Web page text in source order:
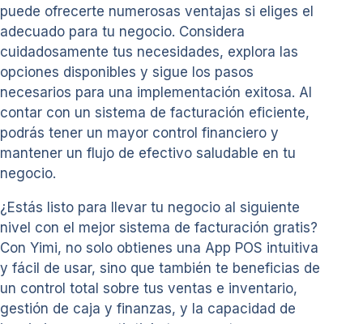
puede ofrecerte numerosas ventajas si eliges el
adecuado para tu negocio. Considera
cuidadosamente tus necesidades, explora las
opciones disponibles y sigue los pasos
necesarios para una implementación exitosa. Al
contar con un sistema de facturación eficiente,
podrás tener un mayor control financiero y
mantener un flujo de efectivo saludable en tu
negocio.
¿Estás listo para llevar tu negocio al siguiente
nivel con el mejor sistema de facturación gratis?
Con Yimi, no solo obtienes una App POS intuitiva
y fácil de usar, sino que también te beneficias de
un control total sobre tus ventas e inventario,
gestión de caja y finanzas, y la capacidad de